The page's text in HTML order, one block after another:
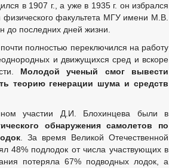
в 1907 г., а уже в 1935 г. он избрался
факультета МГУ имени М.В.
до последних дней жизни.
полностью переключился на работу
и движущихся сред и вскоре
Молодой ученый смог вывести
теорию генерации шума и средств
участии Д.И. Блохинцева были в
обнаружения самолетов по
. За время Великой Отечественной
48% подлодок от числа участвующих в
потеряла 67% подводных лодок, а